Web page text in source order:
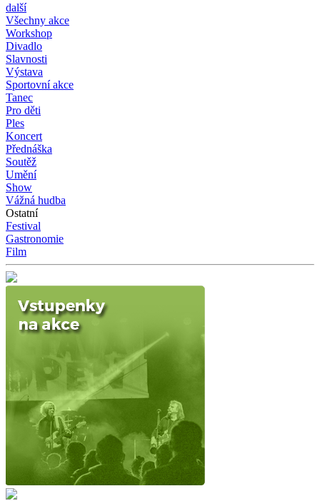
další
Všechny akce
Workshop
Divadlo
Slavnosti
Výstava
Sportovní akce
Tanec
Pro děti
Ples
Koncert
Přednáška
Soutěž
Umění
Show
Vážná hudba
Ostatní
Festival
Gastronomie
Film